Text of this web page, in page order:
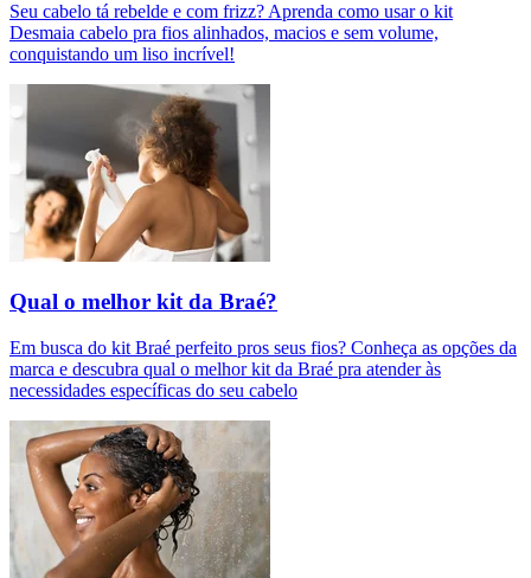
Seu cabelo tá rebelde e com frizz? Aprenda como usar o kit
Desmaia cabelo pra fios alinhados, macios e sem volume,
conquistando um liso incrível!
Qual o melhor kit da Braé?
Em busca do kit Braé perfeito pros seus fios? Conheça as opções da
marca e descubra qual o melhor kit da Braé pra atender às
necessidades específicas do seu cabelo